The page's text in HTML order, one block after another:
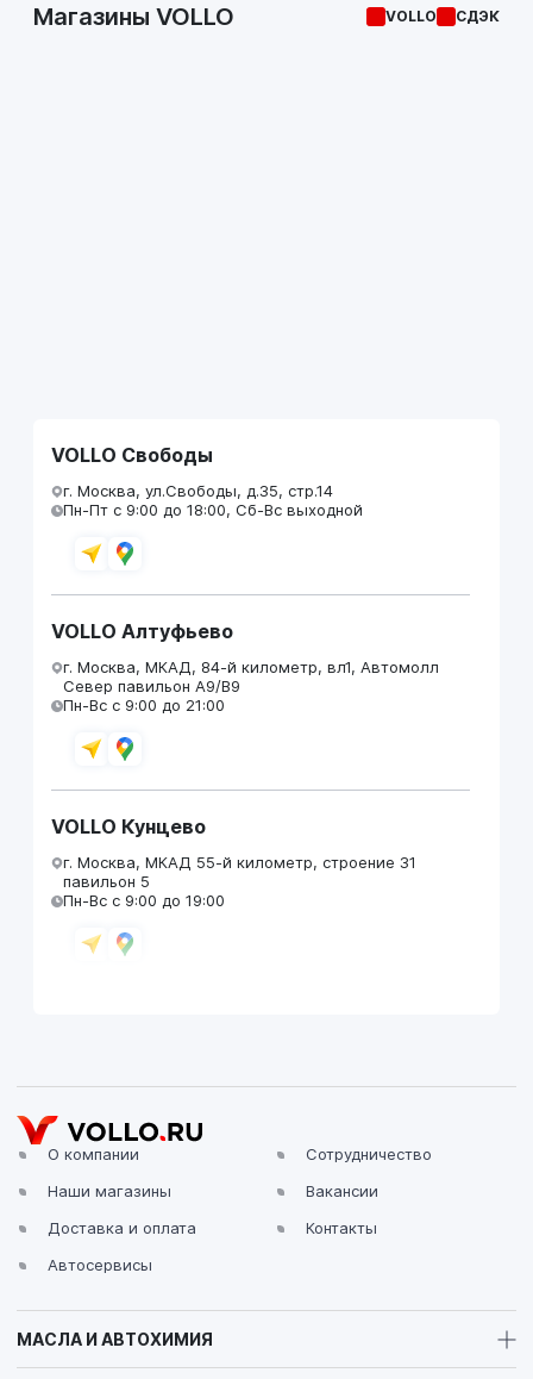
Магазины VOLLO VOLLO СДЭК
VOLLO Свободы
г. Москва, ул.Свободы, д.35, стр.14
Пн-Пт с 9:00 до 18:00, Сб-Вс выходной
VOLLO Алтуфьево
г. Москва, МКАД, 84-й километр, вл1, Автомолл
Север павильон А9/В9
Пн-Вс с 9:00 до 21:00
VOLLO Кунцево
г. Москва, МКАД 55-й километр, строение 31
павильон 5
Пн-Вс с 9:00 до 19:00
VOLLO Владимир
г. Владимир, Московское шоссе, д.5/1
VOLLO Калуга
О компании
Наши магазины
Доставка и оплата
Автосервисы
Сотрудничество
Вакансии
Контакты
МАСЛА И АВТОХИМИЯ